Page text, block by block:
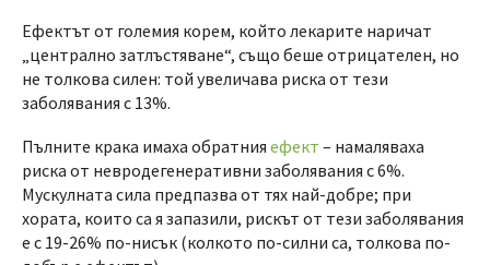
Ефектът от големия корем, който лекарите наричат ​​
„централно затлъстяване“, също беше отрицателен, но
не толкова силен: той увеличава риска от тези
заболявания с 13%.
Пълните крака имаха обратния ефект – намаляваха
риска от невродегенеративни заболявания с 6%.
Мускулната сила предпазва от тях най-добре; при
хората, които са я запазили, рискът от тези заболявания
е с 19-26% по-нисък (колкото по-силни са, толкова по-